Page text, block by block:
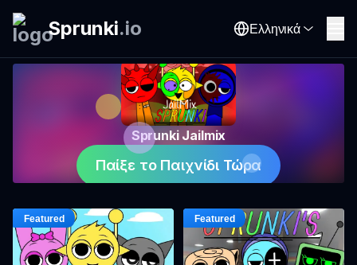
Sprunki.io Ελληνικά
Sprunki Jailmix
Παίξε το Παιχνίδι Τώρα